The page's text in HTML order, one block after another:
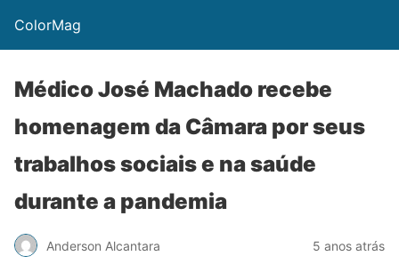
ColorMag
Médico José Machado recebe
homenagem da Câmara por seus
trabalhos sociais e na saúde
durante a pandemia
Anderson Alcantara 5 anos atrás